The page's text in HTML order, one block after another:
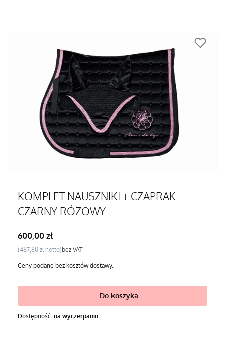
KOMPLET NAUSZNIKI + CZAPRAK
CZARNY RÓŻOWY
Cena
600,00 zł
Cena
487,80 zł bez VAT
Ceny podane bez kosztów dostawy.
Do koszyka
Dostępność: na wyczerpaniu